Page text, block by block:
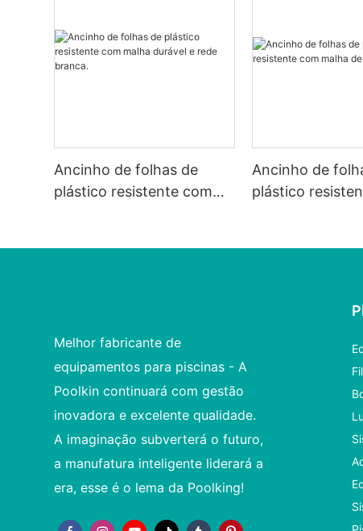
Ancinho de folhas de
plástico resistente com
Ancinho de
plástico
Melhor fabricante de
equipamentos para piscinas - A
Poolkin continuará com gestão
inovadora e excelente qualidade.
A imaginação subverterá o futuro,
a manufatura inteligente liderará a
era, esse é o lema da Poolking!